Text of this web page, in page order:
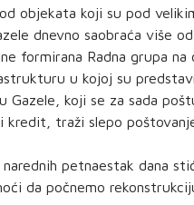
objekata koji su pod
dnevno saobraća više
formirana Radna grupa na
u kojoj su
Gazele, koji se za sada
traži slepo
petnaestak dana
da počnemo